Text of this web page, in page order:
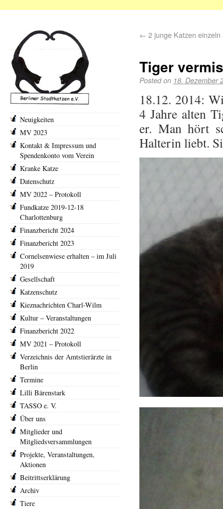
← 2 junge Katzen
Tiger
Posted on 18. Dezember
18.12. 2014:
4 Jahre alten
er. Man hört
Halterin liebt.
Neuigkeiten
MV 2023
Kontakt & Impressum und
Spendenkonto vom Verein
Kranke Katze
Datenschutz
MV 2022 – Protokoll
Fundkatze 2019-12-18
Charlottenburg
Finanzbericht 2024
Finanzbericht 2023
Cornelsenwiese erhalten – im Juli
2019
Gesellschaft
Katzenschutz
Kieznachrichten Charl-Wilm
Kultur – Veranstaltungen
Finanzbericht 2022
MV 2021 – Protokoll
Verzeichnis der Amtstierärzte in
Berlin
Termine
Lilli Bärenstark
TASSO e. V.
Über uns
Mitglieder und
Mitgliedsversammlungen
Projekte, Veranstaltungen,
Aktionen
Beitrittserklärung
Archiv
Tiere